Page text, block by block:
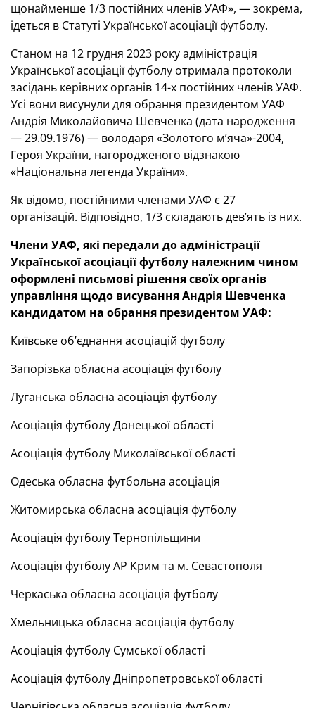
щонайменше 1/3 постійних членів УАФ», — зокрема,
ідеться в Статуті Української асоціації футболу.
Станом на 12 грудня 2023 року адміністрація
Української асоціації футболу отримала протоколи
засідань керівних органів 14-х постійних членів УАФ.
Усі вони висунули для обрання президентом УАФ
Андрія Миколайовича Шевченка (дата народження
— 29.09.1976) — володаря «Золотого м’яча»-2004,
Героя України, нагородженого відзнакою
«Національна легенда України».
Як відомо, постійними членами УАФ є 27
організацій. Відповідно, 1/3 складають дев’ять із них.
Члени УАФ, які передали до адміністрації
Української асоціації футболу належним чином
оформлені письмові рішення своїх органів
управління щодо висування Андрія Шевченка
кандидатом на обрання президентом УАФ:
Київське об’єднання асоціацій футболу
Запорізька обласна асоціація футболу
Луганська обласна асоціація футболу
Асоціація футболу Донецької області
Асоціація футболу Миколаївської області
Одеська обласна футбольна асоціація
Житомирська обласна асоціація футболу
Асоціація футболу Тернопільщини
Асоціація футболу АР Крим та м. Севастополя
Черкаська обласна асоціація футболу
Хмельницька обласна асоціація футболу
Асоціація футболу Сумської області
Асоціація футболу Дніпропетровської області